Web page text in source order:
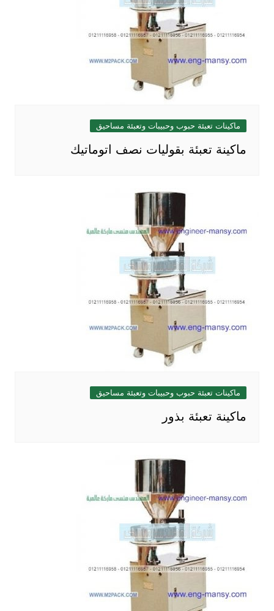
ماكينات تعبئة حبوب وحبيبات وتعبئة مساحيق
ماكينة تعبئة بقوليات نصف اتوماتيك
ماكينات تعبئة حبوب وحبيبات وتعبئة مساحيق
ماكينة تعبئة بذور